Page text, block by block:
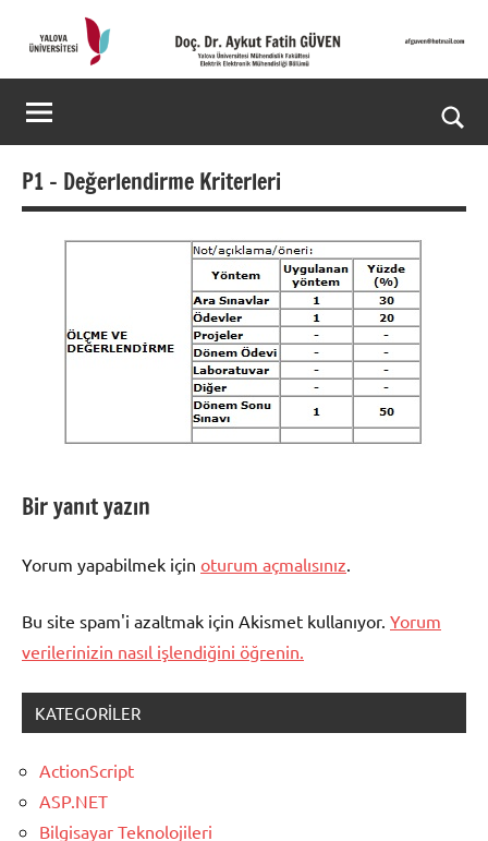
Doç.
Dr.
Aykut
scientists
Web
Sitesi
aç/
P1 – Değerlendirme Kriterleri
Bir yanıt yazın
Yorum yapabilmek için oturum açmalısınız.
Bu site spam'i azaltmak için Akismet kullanıyor. Yorum
verilerinizin nasıl işlendiğini öğrenin.
KATEGORILER
ActionScript
ASP.NET
Bilgisayar Teknolojileri